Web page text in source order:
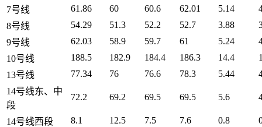
7号线
61.86 60 60.6 62.01 5.14
8号线
54.29 51.3 52.2 52.7 3.88
9号线
62.03 58.9 59.7 61 5.24
10号线
188.5 182.9 184.4 186.3 14.4
13号线
77.34 76 76.6 78.3 5.44
14号线东、中
段
72.2 69.2 69.5 69.5 5.6
14号线西段 8.1 12.5 7.5 7.6 0.8